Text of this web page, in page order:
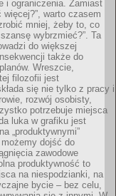
i ograniczenia. Zamiast
warto czasem
mniej, żeby to, co
wybrzmieć?”. Ta
do większej
także do
Wreszcie,
filozofii jest
się nie tylko z pracy i
rozwój osobisty,
potrzebuje miejsca
luka w grafiku jest
„produktywnymi”
dojść do
zawodowe
produktywność to
na niespodzianki, na
bycie – bez celu,